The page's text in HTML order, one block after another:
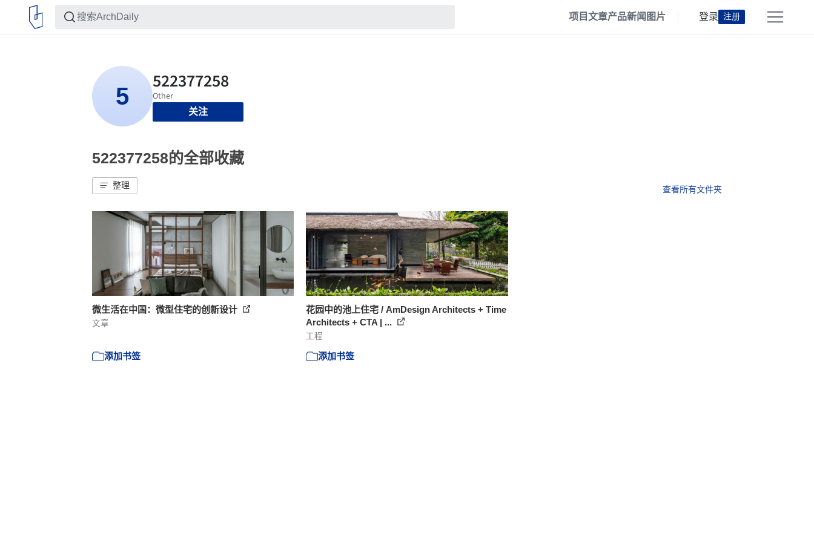
项目文章产品新闻 图片 登录 注册
关注
522377258的全部收藏
整理 查看所有文件夹
微生活在中国：微型住宅的创新设计
文章
添加书签
花园中的池上住宅 / AmDesign Architects + Time
Architects + CTA | ...
工程
添加书签